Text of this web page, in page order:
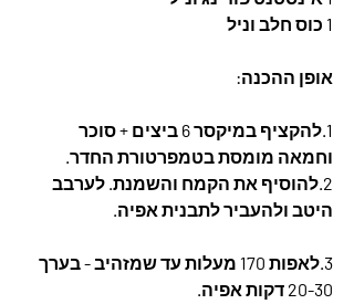
1 כוס חלב וניל
אופן ההכנה:
1.להקציף במיקסר 6 ביצים + סוכר
וחמאה מומסת בטמפרטורת החדר.
2.להוסיף את הקמח והשמנת. לערבב
היטב ולהעביר לתבנית אפיה.
3.לאפות 170 מעלות עד שמזהיב - בערך
20-30 דקות אפיה.